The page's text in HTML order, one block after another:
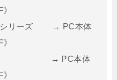
リーズ → PC本体
→ PC本体